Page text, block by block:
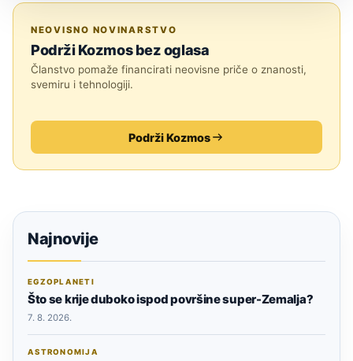
NEOVISNO NOVINARSTVO
Podrži Kozmos bez oglasa
Članstvo pomaže financirati neovisne priče o znanosti,
svemiru i tehnologiji.
Podrži Kozmos
Najnovije
EGZOPLANETI
Što se krije duboko ispod površine super-Zemalja?
7. 8. 2026.
ASTRONOMIJA